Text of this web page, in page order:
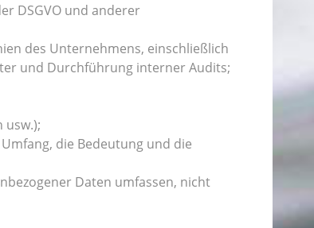
DSGVO und anderer
des Unternehmens, einschließlich
und Durchführung interner Audits;
die Bedeutung und die
Daten umfassen, nicht